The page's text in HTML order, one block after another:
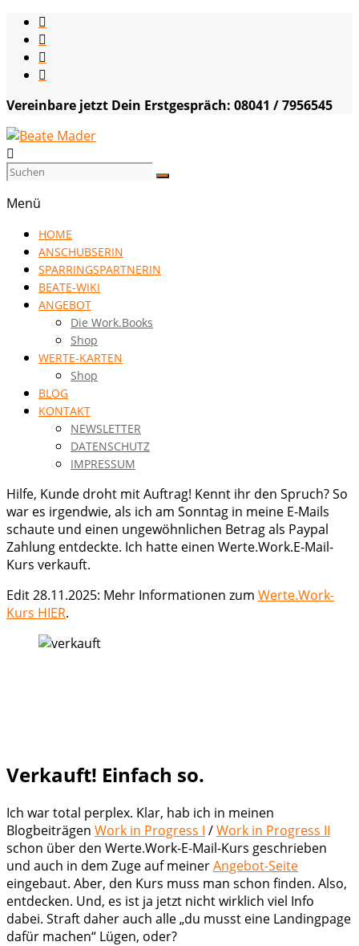
Skip
content
Vereinbare jetzt Dein Erstgespräch: 08041 / 7956545
Beate
Kommunikationsgenialistin
VISION
HOCH
DREI
Menü
HOME
ANSCHUBSERIN
SPARRINGSPARTNERIN
BEATE-WIKI
ANGEBOT
Die Work.Books
Shop
WERTE-KARTEN
Shop
BLOG
KONTAKT
NEWSLETTER
DATENSCHUTZ
IMPRESSUM
Hilfe, Kunde droht mit Auftrag! Kennt ihr den Spruch? So
war es irgendwie, als ich am Sonntag in meine E-Mails
schaute und einen ungewöhnlichen Betrag als Paypal
Zahlung entdeckte. Ich hatte einen Werte.Work.E-Mail-
Kurs verkauft.
Edit 28.11.2025: Mehr Informationen zum Werte.Work-
Kurs HIER.
Verkauft! Einfach so.
Ich war total perplex. Klar, hab ich in meinen
Blogbeiträgen Work in Progress I /Work in Progress II
schon über den Werte.Work-E-Mail-Kurs geschrieben
und auch in dem Zuge auf meinerAngebot-Seite
eingebaut. Aber, den Kurs muss man schon finden. Also,
entdecken. Und, es ist ja jetzt nicht wirklich viel Info
dabei. Straft daher auch alle „du musst eine Landingpage
dafür machen“ Lügen, oder?